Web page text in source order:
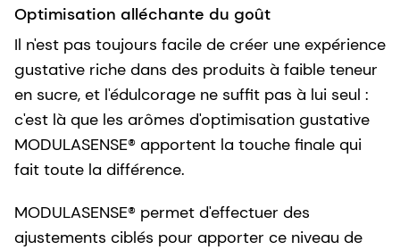
Optimisation alléchante du goût
Il n'est pas toujours facile de créer une expérience
gustative riche dans des produits à faible teneur
en sucre, et l'édulcorage ne suffit pas à lui seul :
c'est là que les arômes d'optimisation gustative
MODULASENSE® apportent la touche finale qui
fait toute la différence.
MODULASENSE® permet d'effectuer des
ajustements ciblés pour apporter ce niveau de